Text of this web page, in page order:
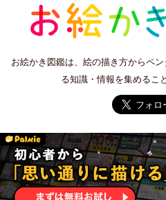
お絵かき図鑑は、絵の描き方からペ
る知識・情報を集めるこ